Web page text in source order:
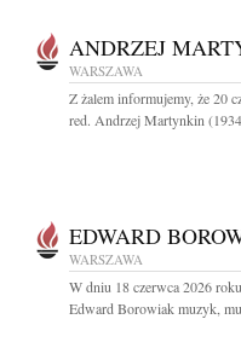
ANDRZEJ
WARSZAWA
Z żalem informujemy, że 20
red. Andrzej Martynkin
EDWARD
WARSZAWA
W dniu 18 czerwca 2026
Edward Borowiak muzyk,